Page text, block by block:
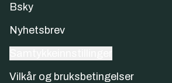
Bsky
Nyhetsbrev
Vilkår og bruksbetingelser